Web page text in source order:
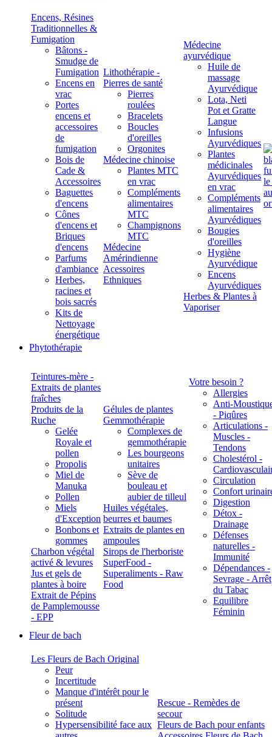
Encens, Résines
Traditionnelles &
Fumigation
Bâtons -
Smudge de
Fumigation
Encens en
vrac
Portes
encens et
accessoires
de
fumigation
Bois de
Cade &
Accessoires
Baguettes
d'encens
Cônes
d'encens et
Briques
d'encens
Parfums
d'ambiance
Herbes,
racines et
bois sacrés
Kits de
Nettoyage
énergétique
Lithothérapie -
Pierres de santé
Pierres
roulées
Bracelets
Boucles
d'oreilles
Orgonites
Médecine chinoise
Plantes MTC
en vrac
Compléments
alimentaires
MTC
Champignons
MTC
Médecine
Amérindienne
Acessoires
Ethniques
Médecine
ayurvédique
Huile de
massage
Ayurvédique
Lota, Neti
Pot et Gratte
Langue
Infusions
Ayurvédiques
Plantes
médicinales
Ayurvédiques
en vrac
Compléments
alimentaires
Ayurvédiques
Bougies
d'oreilles
Hygiène
Ayurvédique
Encens
Ayurvédiques
Herbes & Plantes à
Vaporiser
Phytothérapie
Teintures-mère -
Extraits de plantes
fraîches
Produits de la
Ruche
Gelée
Royale et
pollen
Propolis
Miel de
Manuka
Pollen
Miels
d'Exception
Bonbons et
gommes
Charbon végétal
activé & levures
Jus et gels de
plantes à boire
Extrait de Pépins
de Pamplemousse
- EPP
Gélules de plantes
Gemmothérapie
Complexes de
gemmothérapie
Les bourgeons
unitaires
Sève de
bouleau et
aubier de tilleul
Huiles végétales,
beurres et baumes
Extraits de plantes en
ampoules
Sirops de l'herboriste
SuperFood -
Superaliments - Raw
Food
Votre besoin ?
Allergies
Anti-
- Piqûres
Articulations -
Muscles -
Tendons
Cholestérol -
Circulation
Confort
Digestion
Détox -
Drainage
Défenses
naturelles -
Immunité
Dépendances -
Sevrage - Arrêt
du Tabac
Equilibre
Féminin
Fleur de bach
Les Fleurs de Bach Original
Peur
Incertitude
Manque d'intérêt pour le
présent
Solitude
Hypersensibilité face aux
Rescue - Remèdes de
secour
Fleurs de Bach pour enfants